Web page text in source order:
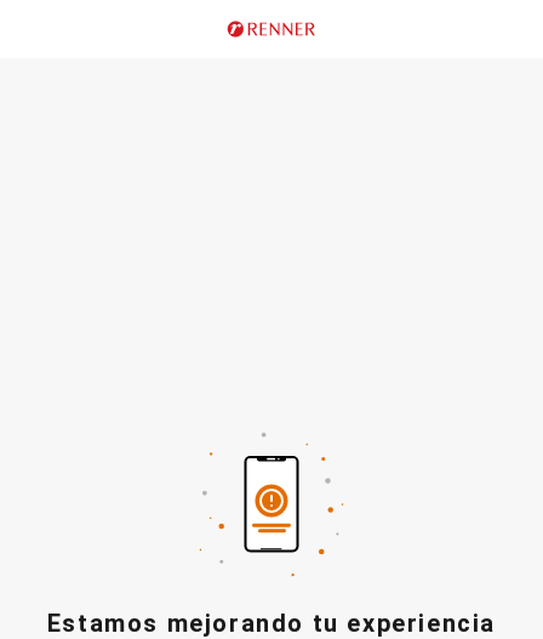
Estamos mejorando tu experiencia